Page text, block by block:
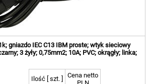
gniazdo IEC C13 IBM proste; wtyk sieciowy
3 żyły; 0,75mm2; 10A; PVC; okrągły; linka;
Ilość [ szt. ]
Cena netto